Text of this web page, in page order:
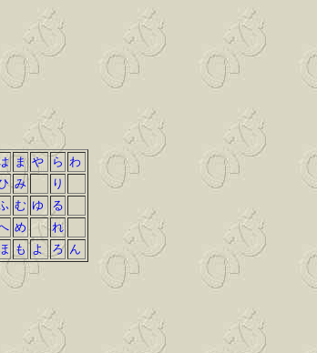
ま や ら わ
み
り
む ゆ
る
め
れ
も よ ろ ん